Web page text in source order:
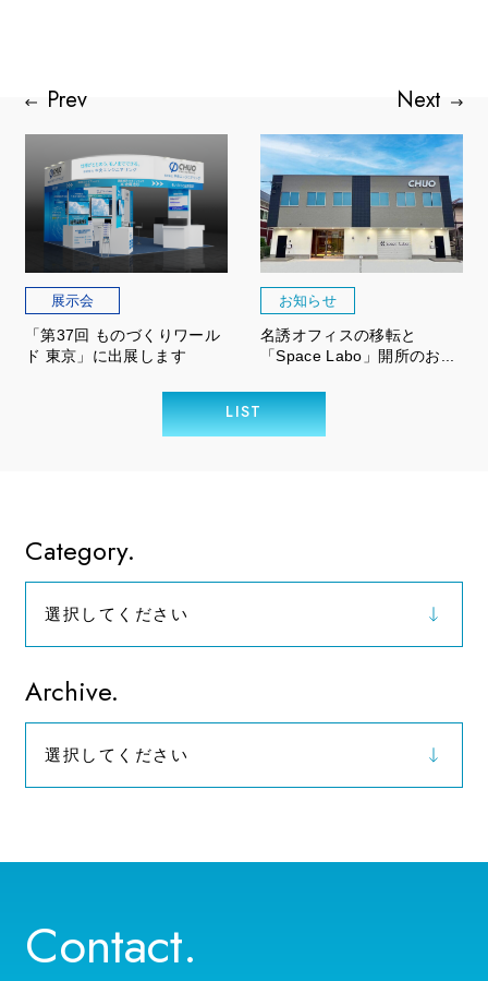
展示会
「第37回 ものづくりワール
ド 東京」に出展します
お知らせ
名誘オフィスの移転と
「Space Labo」開所のお...
LIST
Category.
選択してください
お知らせ
Archive.
選択してください
Contact.